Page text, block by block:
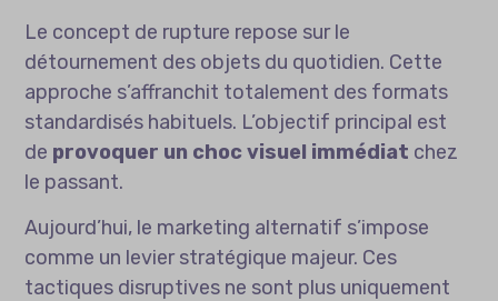
Le concept de rupture repose sur le
détournement des objets du quotidien. Cette
approche s’affranchit totalement des formats
standardisés habituels. L’objectif principal est
de provoquer un choc visuel immédiat chez
le passant.
Aujourd’hui, le marketing alternatif s’impose
comme un levier stratégique majeur. Ces
tactiques disruptives ne sont plus uniquement